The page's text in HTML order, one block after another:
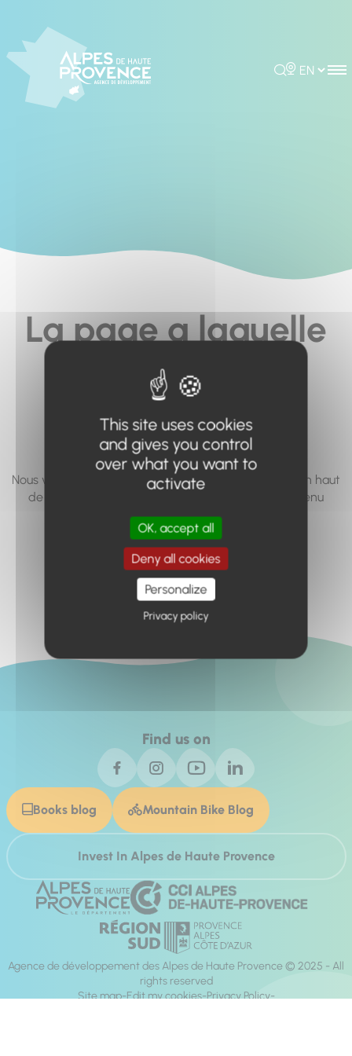
Rechercher
Choisir la
La page a laquelle
vous cherchez à
accéder n'existe
pas... ou plus.
Nous vous invitons à utiliser le moteur de recherche en haut
de page, ou à utiliser le menu pour trouver le contenu
recherché.
Retour à l'accueil
Find us on
Books blog Mountain Bike Blog
Invest In Alpes de Haute Provence
Agence de développement des Alpes de Haute Provence © 2025 - All
rights reserved
Site map Edit my cookies Privacy Policy
This site uses cookies
and gives you control
over what you want to
activate
OK, accept all
Deny all cookies
Personalize
Privacy policy